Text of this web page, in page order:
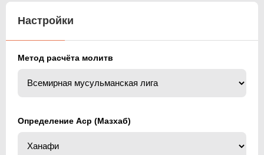
Настройки
Метод расчёта молитв
Определение Аср (Мазхаб)